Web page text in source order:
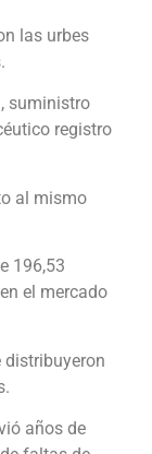
las urbes
, suministro
registro
al mismo
196,53
el mercado
distribuyeron
años de